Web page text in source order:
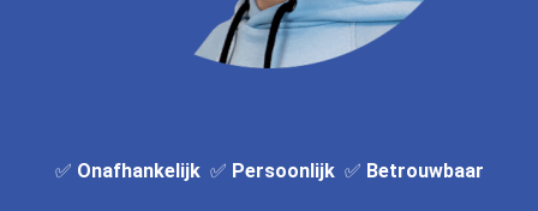
✅ Onafhankelijk ✅ Persoonlijk ✅ Betrouwbaar